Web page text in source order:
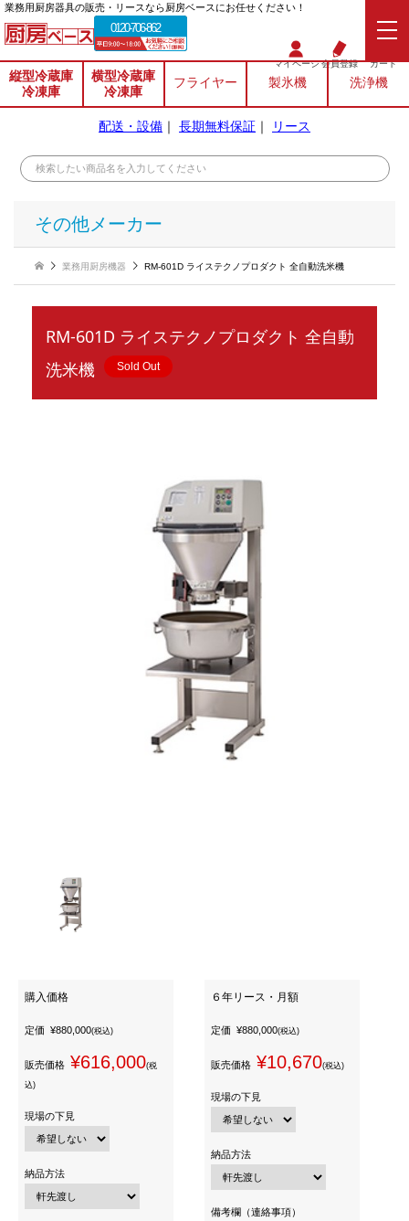
業務⽤厨房器具の販売・リースなら厨房ベースにお任せください！
0120-706-862
マイページ会員登録 カート
縦型冷蔵庫
冷凍庫
横型冷蔵庫
冷凍庫
フライヤー 製氷機 洗浄機
配送・設備 ｜ 長期無料保証 ｜ リース
その他メーカー
業務用厨房機器 RM-601D ライステクノプロダクト 全自動洗米機
RM-601D ライステクノプロダクト 全自動
洗米機
Sold Out
購入価格
定価 ¥880,000(税込)
販売価格 ¥616,000(税
込)
現場の下見
納品方法
６年リース・月額
定価 ¥880,000(税込)
販売価格 ¥10,670(税込)
現場の下見
納品方法
備考欄（連絡事項）